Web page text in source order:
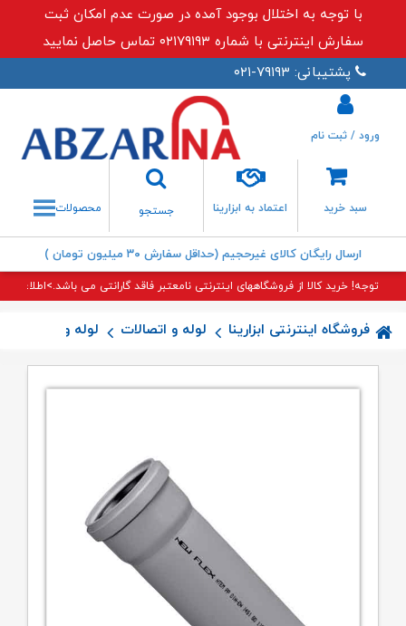
با توجه به اختلال بوجود آمده در صورت عدم امکان ثبت
سفارش اینترنتی با شماره ۰۲۱۷۹۱۹۳ تماس حاصل نمایید
پشتیبانی: ۷۹۱۹۳-۰۲۱
سبد خرید اعتماد به ابزارینا
جستجو
جستجو
ورود / ثبت نام
محصولات
ارسال رایگان کالای غیرحجیم (حداقل سفارش ۳۰ میلیون تومان )
توجه! خرید کالا از فروشگاههای اینترنتی نامعتبر فاقد گارانتی می باشد.>اطلاعات
فروشگاه اینترنتی ابزارینا لوله و اتصالات لوله و